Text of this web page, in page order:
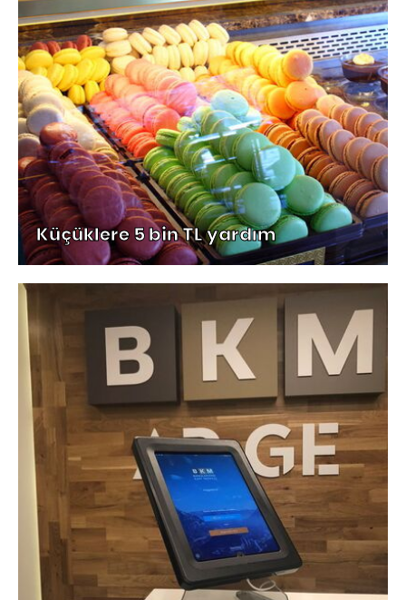
Küçüklere 5 bin TL yardım